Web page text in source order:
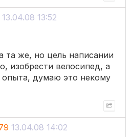
13.04.08 13:52
та же, но цель написании
изобрести велосипед, а
опыта, думаю это некому
13.04.08 14:02